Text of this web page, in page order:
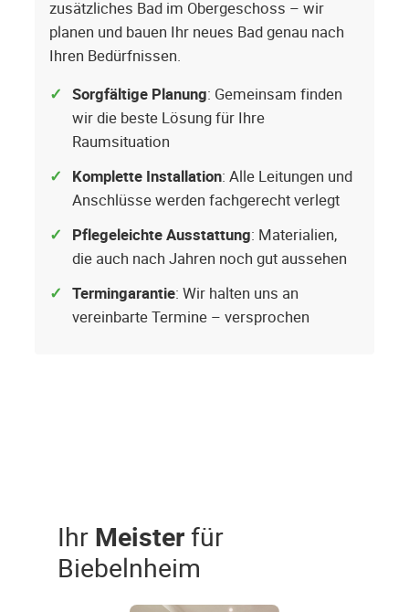
zusätzliches Bad im Obergeschoss – wir
planen und bauen Ihr neues Bad genau nach
Ihren Bedürfnissen.
Sorgfältige Planung: Gemeinsam finden
wir die beste Lösung für Ihre
Raumsituation
Komplette Installation: Alle Leitungen und
Anschlüsse werden fachgerecht verlegt
Pflegeleichte Ausstattung: Materialien,
die auch nach Jahren noch gut aussehen
Termingarantie: Wir halten uns an
vereinbarte Termine – versprochen
Ihr Meisterfür
Biebelnheim